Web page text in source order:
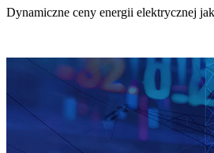
Dynamiczne ceny energii elektrycznej